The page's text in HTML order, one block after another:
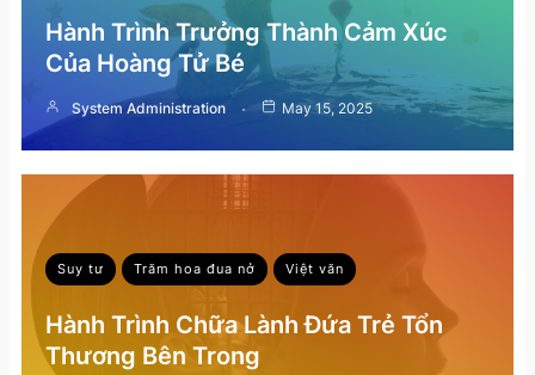
Hành Trình Trưởng Thành Cảm Xúc
Của Hoàng Tử Bé
System Administration May 15, 2025
Suy tư Trăm hoa đua nở Việt văn
Hành Trình Chữa Lành Đứa Trẻ Tổn
Thương Bên Trong